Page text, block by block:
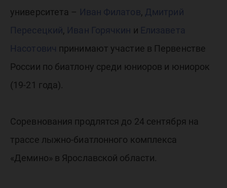
университета – Иван Филатов, Дмитрий
Пересецкий, Иван Горячкин и Елизавета
Насотович принимают участие в Первенстве
России по биатлону среди юниоров и юниорок
(19-21 года).
Соревнования продлятся до 24 сентября на
трассе лыжно-биатлонного комплекса
«Демино» в Ярославской области.